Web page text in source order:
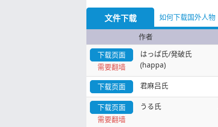
文件下载 如何下载国外人物
作者
下载页面
需要翻墙
はっぱ氏/発破氏
(happa)
下载页面 君麻吕氏
下载页面
需要翻墙
うる氏